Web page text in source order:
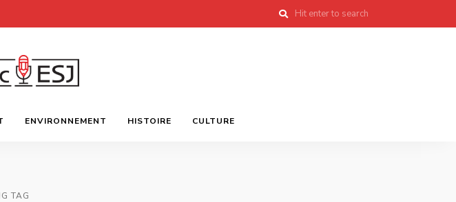
ENVIRONNEMENT HISTOIRE CULTURE
TAG